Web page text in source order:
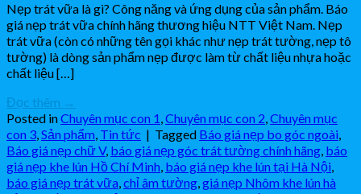
Nẹp trát vữa là gì? Công năng và ứng dụng của sản phẩm. Báo
giá nẹp trát vữa chính hãng thương hiệu NTT Việt Nam. Nẹp
trát vữa (còn có những tên gọi khác như nẹp trát tường, nẹp tô
tường) là dòng sản phẩm nẹp được làm từ chất liệu nhựa hoặc
chất liệu […]
Đọc thêm →
Posted inChuyên mục con 1,Chuyên mục con 2,Chuyên mục
con 3,Sản phẩm, Tin tức | Tagged Báo giá nẹp bo góc ngoài,
Báo giá nẹp chữ V, báo giá nẹp góc trát tường chính hãng, báo
giá nẹp khe lún Hồ Chí Minh, báo giá nẹp khe lún tại Hà Nội,
báo giá nẹp trát vữa,chỉ âm tường,giá nẹp Nhôm khe lún hà